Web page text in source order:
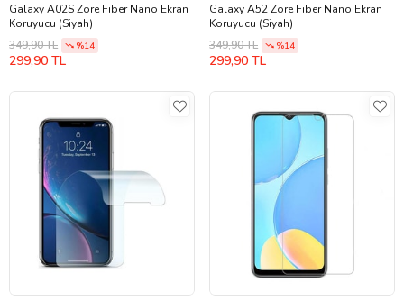
Galaxy A02S Zore Fiber Nano Ekran
Koruyucu (Siyah)
349,90 TL
%14
299,90 TL
Galaxy A52 Zore Fiber Nano Ekran
Koruyucu (Siyah)
349,90 TL
%14
299,90 TL